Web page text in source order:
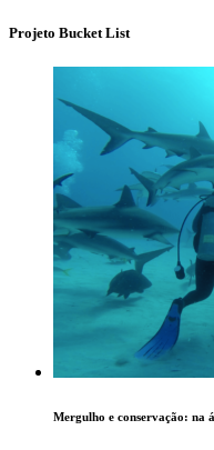
Projeto Bucket List
Mergulho e conservação: na